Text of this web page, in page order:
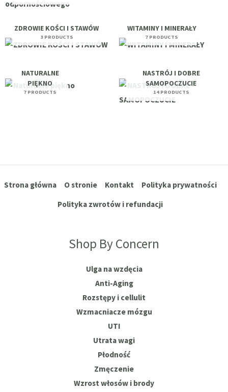
ZDROWIE KOŚCI I STAWÓW
3 PRODUCTS
WITAMINY I MINERAŁY
7 PRODUCTS
NATURALNE
PIĘKNO
7 PRODUCTS
NASTRÓJ I DOBRE
SAMOPOCZUCIE
14 PRODUCTS
Strona główna O stronie Kontakt
Polityka prywatności
Polityka zwrotów i refundacji
Shop By Concern
Ulga na wzdęcia
Anti-Aging
Rozstępy i cellulit
Wzmacniacze mózgu
UTI
Utrata wagi
Płodność
Zmęczenie
Wzrost włosów i brody